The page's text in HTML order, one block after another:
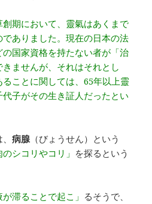
創期において、靈氣はあくまで
ありました。現在の日本の法
国家資格を持たない者が「治
ませんが、それはそれとし
ことに関しては、65年以上靈
子がその生き証人だったとい
、病腺（びょうせん）という
シコリやコリ」 を探るという
滞ることで起こ」 るそうで、